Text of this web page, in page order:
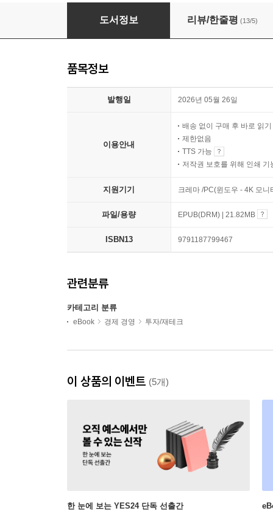
부동산 절세의 기술
도서정보 리뷰/한줄평 (13/5)
품목정보
발행일 2026년 05월 26일
이용안내
배송 없이 구매 후 바로 읽기
제한없음
TTS 가능
저작권 보호를 위해 인쇄 기
지원기기 크레마 /PC(윈도우 - 4K 모
파일/용량 EPUB(DRM) | 21.82MB
ISBN13 9791187799467
관련분류
카테고리 분류
eBook 경제 경영 투자/재테크
이 상품의 이벤트 (5개)
한 눈에 보는 YES24 단독 선출간